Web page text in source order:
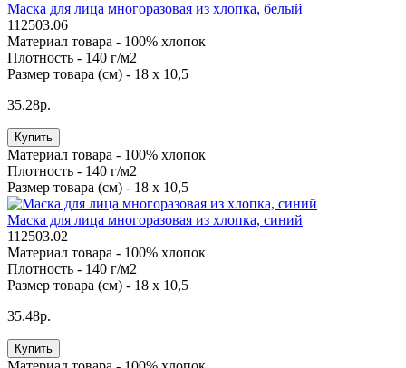
Маска для лица многоразовая из хлопка, белый
112503.06
Материал товара - 100% хлопок
Плотность - 140 г/м2
Размер товара (см) - 18 х 10,5
35.28р.
Купить
Материал товара - 100% хлопок
Плотность - 140 г/м2
Размер товара (см) - 18 х 10,5
Маска для лица многоразовая из хлопка, синий
112503.02
Материал товара - 100% хлопок
Плотность - 140 г/м2
Размер товара (см) - 18 х 10,5
35.48р.
Купить